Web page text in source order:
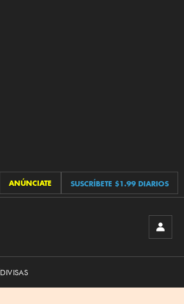
ANÚNCIATE SUSCRÍBETE $1.99 DIARIOS
DIVISAS